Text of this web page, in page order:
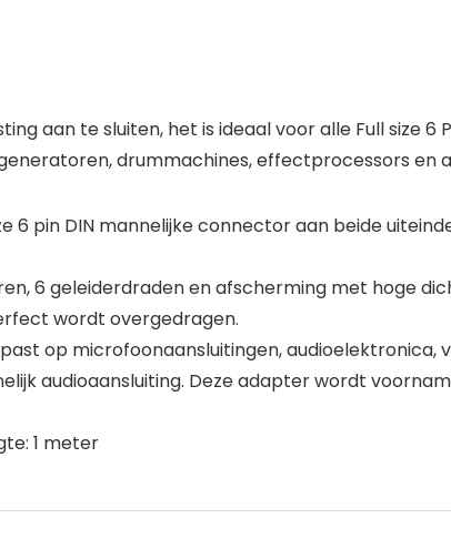
aan te sluiten, het is ideaal voor alle Full size
drummachines, effectprocessors en
6 pin DIN mannelijke connector aan beide
6 geleiderdraden en afscherming met hoge
wordt overgedragen.
op microfoonaansluitingen, audioelektronica,
audioaansluiting. Deze adapter wordt
1 meter